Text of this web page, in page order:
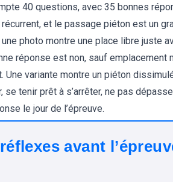
40 questions, avec 35 bonnes
et le passage piéton est un
photo montre une place libre juste
réponse est non, sauf
variante montre un piéton
tenir prêt à s’arrêter, ne pas
le jour de l’épreuve.
avant